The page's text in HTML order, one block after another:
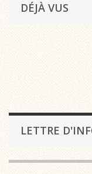
DÉJÀ VUS
LETTRE